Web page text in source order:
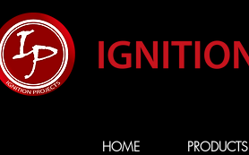
HOME PRODUCTS